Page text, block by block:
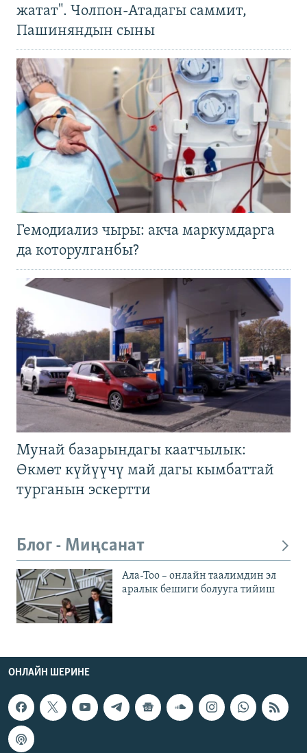
жатат". Чолпон-Атадагы саммит,
Пашиняндын сыны
Гемодиализ чыры: акча маркумдарга
да которулганбы?
Мунай базарындагы каатчылык:
Өкмөт күйүүчү май дагы кымбаттай
турганын эскертти
Блог - Миңсанат
Ала-Тоо – онлайн таалимдин эл
аралык бешиги болууга тийиш
ОНЛАЙН ШЕРИНЕ